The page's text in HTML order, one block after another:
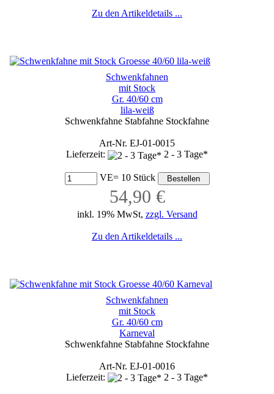
Zu den Artikeldetails ...
Schwenkfahnen
mit Stock
Gr. 40/60 cm
lila-weiß
Schwenkfahne Stabfahne Stockfahne
Art-Nr. EJ-01-0015
Lieferzeit:
2 - 3 Tage*
VE= 10 Stück
54,90 €
inkl. 19% MwSt, zzgl. Versand
Zu den Artikeldetails ...
Schwenkfahnen
mit Stock
Gr. 40/60 cm
Karneval
Schwenkfahne Stabfahne Stockfahne
Art-Nr. EJ-01-0016
Lieferzeit:
2 - 3 Tage*